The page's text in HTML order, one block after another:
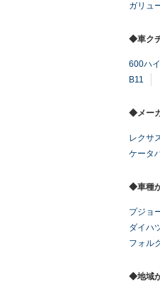
ガリュ
◆車ク
600ハ
B11
◆メー
レクサ
ケータ
◆車種
プジョ
ダイハ
フォル
◆地域